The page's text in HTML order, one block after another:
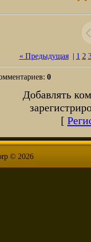
« Предыдущая| 1 2
: 0
Добавлять
[
© 2026